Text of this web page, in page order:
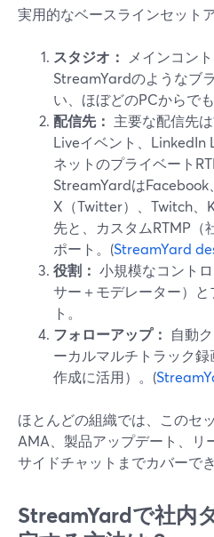
実用的なベースラインセット
スタジオ：
メインコン
StreamYardのようなブ
い、ほぼどのPCからで
配信先： 主要な配信先
Liveイベント、LinkedIn
ネットのプライベート
StreamYardはFacebook
X（Twitter）、Twitch、
先と、カスタムRTMP（
ポート。(StreamYard
役割： 小規模なコント
サー＋モデレーター）
ト。
フォローアップ： 自動
ーカルマルチトラック
作成に活用）。(
ほとんどの組織では、このセ
AMA、製品アップデート、リ
サイドチャットまでカバーでき
StreamYardで社内